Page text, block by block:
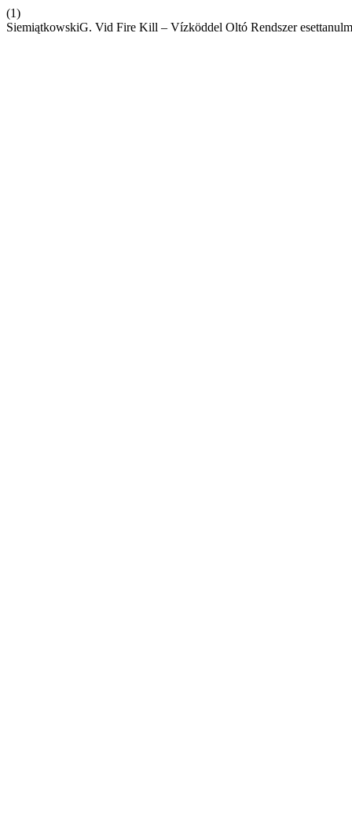
(1)
SiemiątkowskiG. Vid Fire Kill – Vízköddel Oltó Rendszer